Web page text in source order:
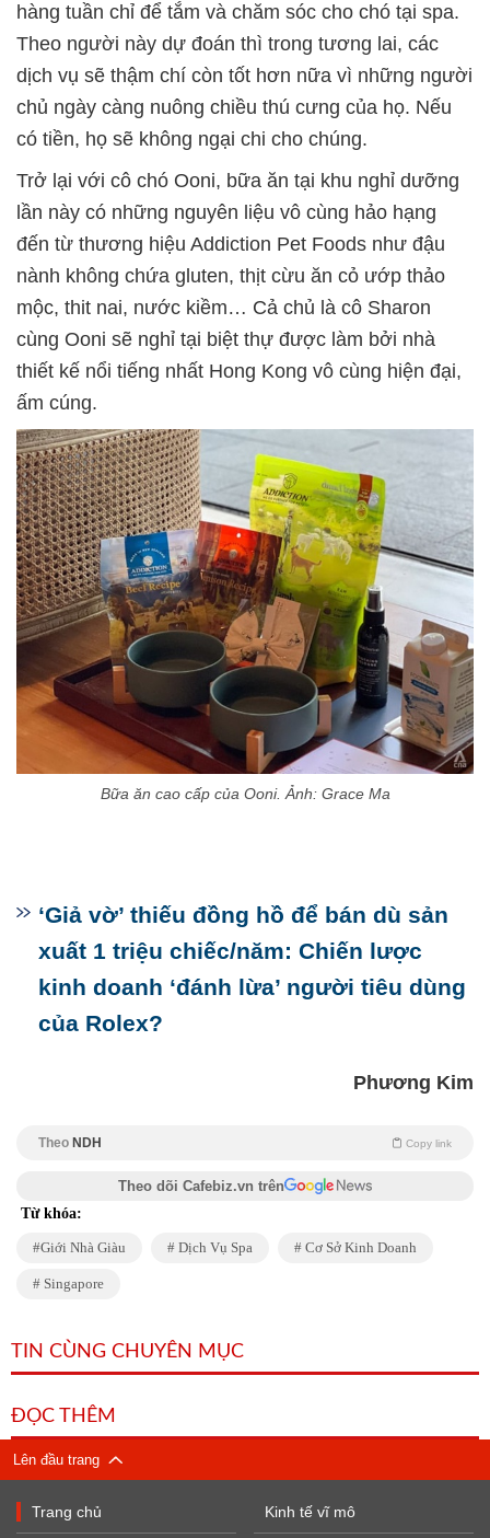
hàng tuần chỉ để tắm và chăm sóc cho chó tại spa.
Theo người này dự đoán thì trong tương lai, các
dịch vụ sẽ thậm chí còn tốt hơn nữa vì những người
chủ ngày càng nuông chiều thú cưng của họ. Nếu
có tiền, họ sẽ không ngại chi cho chúng.
Trở lại với cô chó Ooni, bữa ăn tại khu nghỉ dưỡng
lần này có những nguyên liệu vô cùng hảo hạng
đến từ thương hiệu Addiction Pet Foods như đậu
nành không chứa gluten, thịt cừu ăn cỏ ướp thảo
mộc, thit nai, nước kiềm… Cả chủ là cô Sharon
cùng Ooni sẽ nghỉ tại biệt thự được làm bởi nhà
thiết kế nổi tiếng nhất Hong Kong vô cùng hiện đại,
ấm cúng.
Bữa ăn cao cấp của Ooni. Ảnh: Grace Ma
‘Giả vờ’ thiếu đồng hồ để bán dù sản
xuất 1 triệu chiếc/năm: Chiến lược
kinh doanh ‘đánh lừa’ người tiêu dùng
của Rolex?
Phương Kim
Theo NDH Copy link
Theo dõi Cafebiz.vn trên
Từ khóa:
Giới Nhà Giàu Dịch Vụ Spa Cơ Sở Kinh Doanh
Singapore
TIN CÙNG CHUYÊN MỤC
ĐỌC THÊM
Lên đầu trang
Trang chủ Kinh tế vĩ mô